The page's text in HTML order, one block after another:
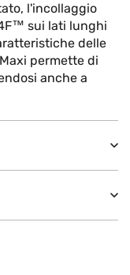
l'incollaggio
sui lati lunghi
delle
permette di
anche a